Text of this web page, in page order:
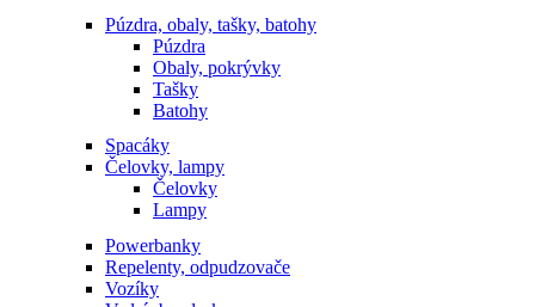
Púzdra, obaly, tašky, batohy
Púzdra
Obaly, pokrývky
Tašky
Batohy
Spacáky
Čelovky, lampy
Čelovky
Lampy
Powerbanky
Repelenty, odpudzovače
Vozíky